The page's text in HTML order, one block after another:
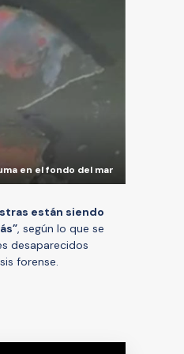
en el fondo del mar
están siendo
, según lo que se
desaparecidos
forense.